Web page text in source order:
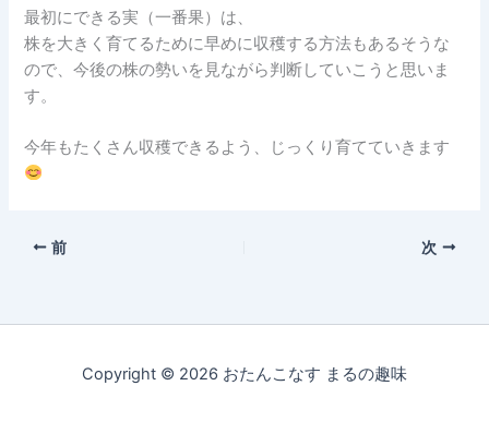
最初にできる実（一番果）は、
株を大きく育てるために早めに収穫する方法もあるそうな
ので、今後の株の勢いを見ながら判断していこうと思いま
す。
今年もたくさん収穫できるよう、じっくり育てていきます
前 次
Copyright © 2026 おたんこなす まるの趣味